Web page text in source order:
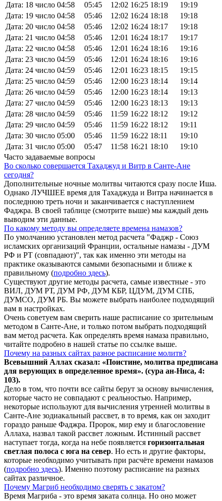
Дата: 18 число 04:58 05:45 12:02 16:25 18:19
19:19
Дата: 19 число 04:58 05:46 12:02 16:24 18:18
19:18
Дата: 20 число 04:58 05:46 12:02 16:24 18:17
19:18
Дата: 21 число 04:58 05:46 12:01 16:24 18:17
19:17
Дата: 22 число 04:58 05:46 12:01 16:24 18:16
19:16
Дата: 23 число 04:59 05:46 12:01 16:24 18:16
19:16
Дата: 24 число 04:59 05:46 12:01 16:23 18:15
19:15
Дата: 25 число 04:59 05:46 12:00 16:23 18:14
19:14
Дата: 26 число 04:59 05:46 12:00 16:23 18:14
19:13
Дата: 27 число 04:59 05:46 12:00 16:23 18:13
19:13
Дата: 28 число 04:59 05:46 11:59 16:22 18:12
19:12
Дата: 29 число 04:59 05:46 11:59 16:22 18:12
19:11
Дата: 30 число 05:00 05:46 11:59 16:22 18:11
19:10
Дата: 31 число 05:00 05:47 11:58 16:21 18:10
19:10
Часто задаваемые вопросы
Во сколько совершается Тахаджуд и Витр в Санте-Ане
сегодня?
Дополнительные ночные молитвы читаются сразу после Иша.
Однако ЛУЧШЕЕ время для Тахаджуда и Витра начинается в
последнюю треть ночи и заканчивается с наступлением
Фаджра. В своей таблице (смотрите выше) мы каждый день
выводим эти данные.
По какому методу вы определяете времена намазов?
По умолчанию установлен метод расчета "Фаджр - Союз
исламских организаций Франции, остальные намазы - ДУМ
РФ и РТ (совпадают)", так как именно эти методы на
практике оказываются самыми безопасными и ближе к
правильному (подробно здесь).
Существуют другие методы расчета, самые известные - это
ВИЛ, ДУМ РТ, ДУМ РФ, ДУМ КБР, ЦДУМ, ДУМ СПБ,
ДУМСО, ДУМ РБ. Вы можете выбрать наиболее подходящий
вам в настройках.
Очень советуем вам сверить наше расписание со зрительным
методом в Санте-Ане, и только потом выбрать подходящий
вам метод расчета. Как определять время намаза правильно,
читайте подробно в нашей статье по ссылке выше.
Почему на разных сайтах разное расписание молитв?
Всевышний Аллах сказал: «Поистине, молитва предписана
для верующих в определенное время». (сура ан-Ниса, 4:
103).
Дело в том, что почти все сайты берут за основу вычисления,
которые часто не совпадают с реальностью. Например,
некоторые используют для вычисления утренней молитвы в
Санте-Ане зодиакальный рассвет, в то время, как он заходит
гораздо раньше Фаджра. Пророк, мир ему и благословение
Аллаха, назвал такой рассвет ложным. Истинный рассвет
наступает тогда, когда на небе появляется горизонтальная
светлая полоса с юга на север. Но есть и другие факторы,
которые необходимо учитывать при расчёте времени намазов
(подробно здесь). Именно поэтому расписание на разных
сайтах различное.
Почему Магриб необходимо сверять с закатом?
Время Магриба - это время заката солнца. Но оно может